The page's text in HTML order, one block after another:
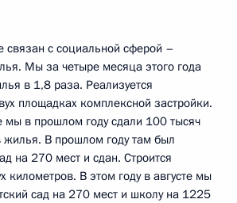
связан с социальной сферой –
Мы за четыре месяца этого года
в 1,8 раза. Реализуется
площадках комплексной застройки.
в прошлом году сдали 100 тысяч
жилья. В прошлом году там был
на 270 мест и сдан. Строится
километров. В этом году в августе мы
сад на 270 мест и школу на 1225